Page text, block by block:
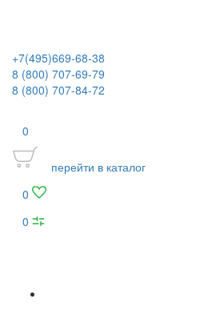
+7(495)669-68-38
8 (800) 707-69-79
8 (800) 707-84-72
0
перейти в каталог
0
0